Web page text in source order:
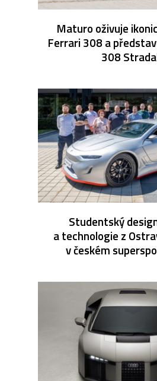
Maturo oživuje
Ferrari 308 a
308
Studentský
a technologie z
v českém